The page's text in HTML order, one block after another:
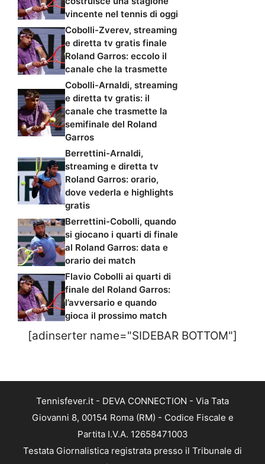
vincente nel tennis di oggi
Cobolli-Zverev, streaming
e diretta tv gratis finale
Roland Garros: eccolo il
canale che la trasmette
Cobolli-Arnaldi, streaming
e diretta tv gratis: il
canale che trasmette la
semifinale del Roland
Garros
Berrettini-Arnaldi,
streaming e diretta tv
Roland Garros: orario,
dove vederla e highlights
gratis
Berrettini-Cobolli, quando
si giocano i quarti di finale
al Roland Garros: data e
orario dei match
Flavio Cobolli ai quarti di
finale del Roland Garros:
l’avversario e quando
gioca il prossimo match
[adinserter name="SIDEBAR BOTTOM"]
Tennisfever.it - DEVA CONNECTION - Via Tata
Giovanni 8, 00154 Roma (RM) - Codice Fiscale e
Partita I.V.A. 12658471003
Testata Giornalistica registrata presso il Tribunale di